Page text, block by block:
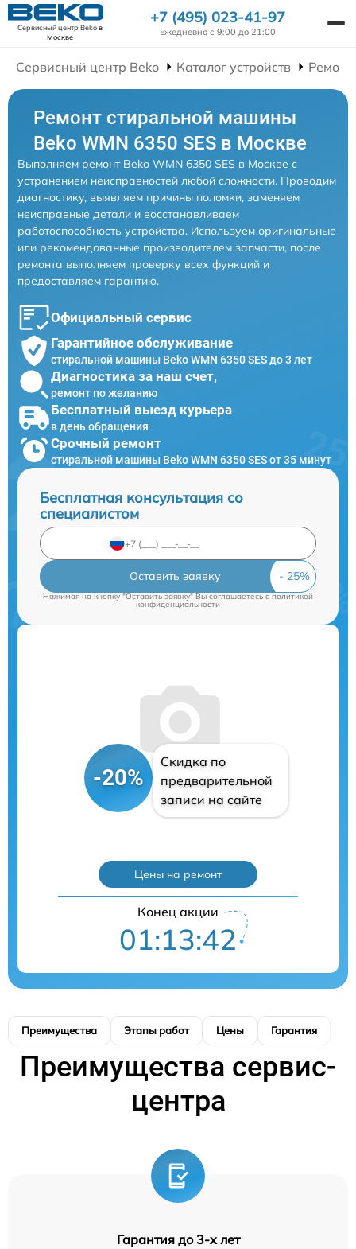
Сервисный центр Bekoв
Москве
+7 (495) 023-41-97
Ежедневно с 9:00 до 21:00
Сервисный центр Beko Каталог устройств
Ремонт стиральной машины
Beko WMN 6350 SES в Москве
Выполняем ремонт Beko WMN 6350 SES в Москве с
устранением неисправностей любой сложности. Проводим
диагностику, выявляем причины поломки, заменяем
неисправные детали и восстанавливаем
работоспособность устройства. Используем оригинальные
или рекомендованные производителем запчасти, после
ремонта выполняем проверку всех функций и
предоставляем гарантию.
Официальный сервис
Гарантийное обслуживание
стиральной машины Beko WMN 6350 SES до 3 лет
Диагностика за наш счет,
ремонт по желанию
Бесплатный выезд курьера
в день обращения
Срочный ремонт
стиральной машины Beko WMN 6350 SES от 35 минут
Бесплатная консультация со
специалистом
Оставить заявку
Нажимая на кнопку "Оставить заявку" Вы соглашаетесь c политикой
конфиденциальности
-20%
Скидка по
предварительной
записи на сайте
Цены на ремонт
Конец акции
01:13:41
Преимущества Этапы работ Цены Гарантия
Преимущества сервис-
центра
Гарантия до 3-х лет